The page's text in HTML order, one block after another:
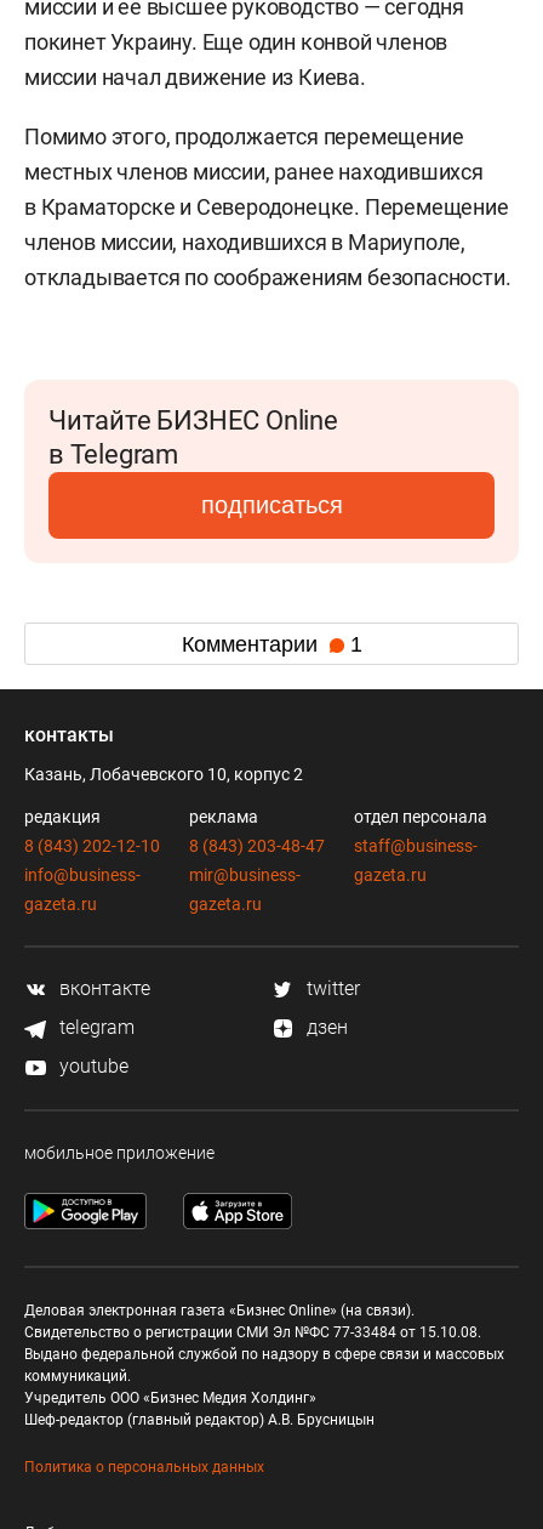
миссии и ее высшее руководство — сегодня
покинет Украину. Еще один конвой членов
миссии начал движение из Киева.
Помимо этого, продолжается перемещение
местных членов миссии, ранее находившихся
в Краматорске и Северодонецке. Перемещение
членов миссии, находившихся в Мариуполе,
откладывается по соображениям безопасности.
Читайте БИЗНЕС Online
в Telegram
подписаться
Комментарии 1
контакты
Казань, Лобачевского 10, корпус 2
редакция
8 (843) 202-12-10
info@business-
gazeta.ru
реклама
8 (843) 203-48-47
mir@business-
gazeta.ru
отдел персонала
staff@business-
gazeta.ru
вконтакте
twitter
telegram
дзен
youtube
мобильное приложение
Деловая электронная газета «Бизнес Online» (на связи).
Свидетельство о регистрации СМИ Эл №ФС 77-33484 от 15.10.08.
Выдано федеральной службой по надзору в сфере связи и массовых
коммуникаций.
Учредитель ООО «Бизнес Медия Холдинг»
Шеф-редактор (главный редактор) А.В. Брусницын
Политика о персональных данных